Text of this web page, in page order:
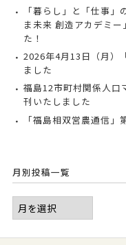
「暮らし」と「仕事
ま未来 創造アカデミ
た！
2026年4月13日（月）
ました
福島12市町村関係人口
刊いたしました
「福島相双営農通信
月別投稿一覧